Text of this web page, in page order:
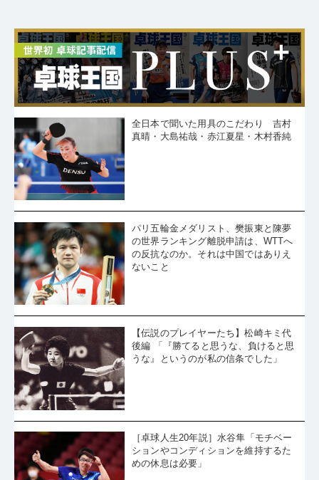
全日本で聞いた用具のこだわり 吉村
真晴・大島祐哉・赤江夏星・木村香純
パリ五輪金メダリスト、樊振東と陳夢
の世界ランキング離脱申請は、WTTへ
の反抗なのか。それは中国ではありえ
ないこと
【伝説のプレイヤーたち】松崎キミ代
後編 「『勝てると思うな、負けると思
うな』というのが私の信条でした」
［卓球人生20年説］水谷隼「モチベー
ションやコンディションを維持するた
めの休息は必要」